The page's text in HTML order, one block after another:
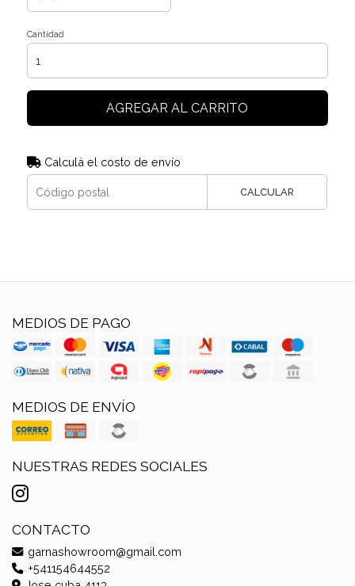
Cantidad
AGREGAR AL CARRITO
Calculá el costo de envío
CALCULAR
MEDIOS DE PAGO
MEDIOS DE ENVÍO
NUESTRAS REDES SOCIALES
CONTACTO
garnashowroom@gmail.com
+541154644552